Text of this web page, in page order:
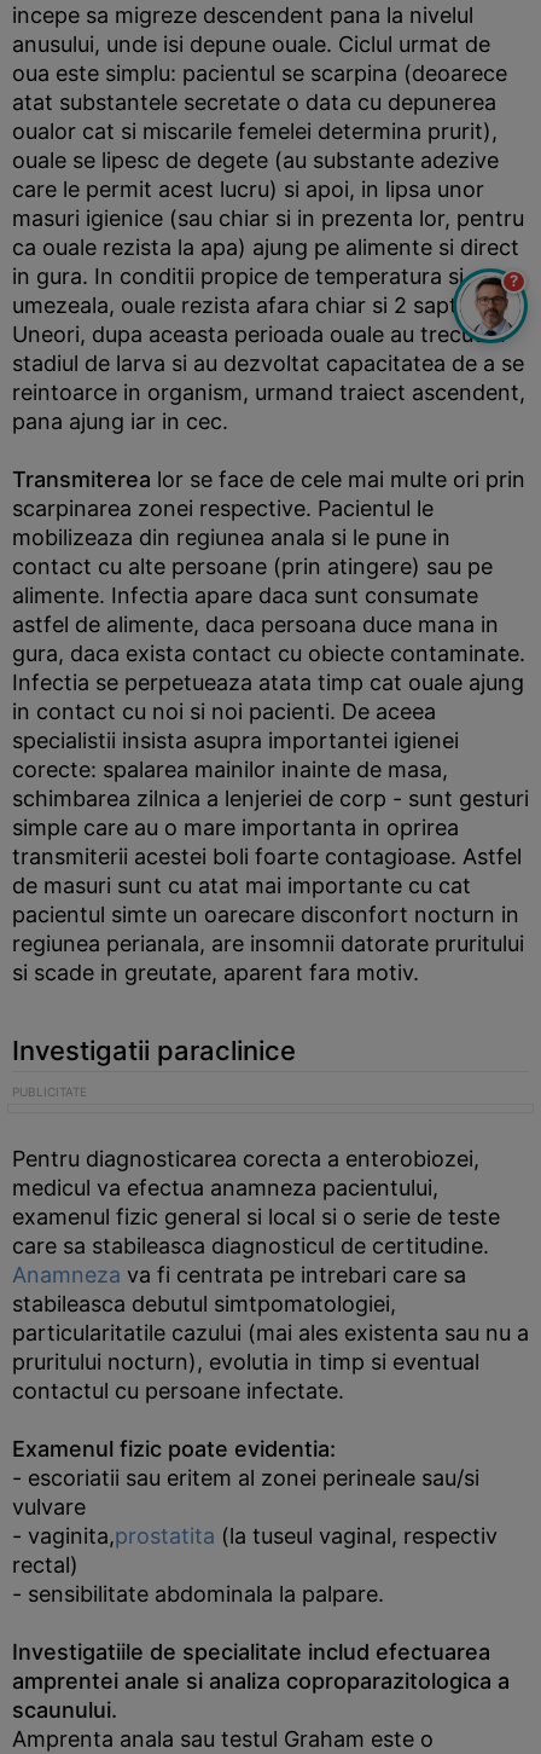
incepe sa migreze descendent pana la nivelul
anusului, unde isi depune ouale. Ciclul urmat de
oua este simplu: pacientul se scarpina (deoarece
atat substantele secretate o data cu depunerea
oualor cat si miscarile femelei determina prurit),
ouale se lipesc de degete (au substante adezive
care le permit acest lucru) si apoi, in lipsa unor
masuri igienice (sau chiar si in prezenta lor, pentru
ca ouale rezista la apa) ajung pe alimente si direct
in gura. In conditii propice de temperatura si
umezeala, ouale rezista afara chiar si 2 saptamani.
Uneori, dupa aceasta perioada ouale au trecut in
stadiul de larva si au dezvoltat capacitatea de a se
reintoarce in organism, urmand traiect ascendent,
pana ajung iar in cec.
Transmiterea lor se face de cele mai multe ori prin
scarpinarea zonei respective. Pacientul le
mobilizeaza din regiunea anala si le pune in
contact cu alte persoane (prin atingere) sau pe
alimente. Infectia apare daca sunt consumate
astfel de alimente, daca persoana duce mana in
gura, daca exista contact cu obiecte contaminate.
Infectia se perpetueaza atata timp cat ouale ajung
in contact cu noi si noi pacienti. De aceea
specialistii insista asupra importantei igienei
corecte: spalarea mainilor inainte de masa,
schimbarea zilnica a lenjeriei de corp - sunt gesturi
simple care au o mare importanta in oprirea
transmiterii acestei boli foarte contagioase. Astfel
de masuri sunt cu atat mai importante cu cat
pacientul simte un oarecare disconfort nocturn in
regiunea perianala, are insomnii datorate pruritului
si scade in greutate, aparent fara motiv.
Investigatii paraclinice
Pentru diagnosticarea corecta a enterobiozei,
medicul va efectua anamneza pacientului,
examenul fizic general si local si o serie de teste
care sa stabileasca diagnosticul de certitudine.
Anamneza va fi centrata pe intrebari care sa
stabileasca debutul simtpomatologiei,
particularitatile cazului (mai ales existenta sau nu a
pruritului nocturn), evolutia in timp si eventual
contactul cu persoane infectate.
Examenul fizic poate evidentia:
- escoriatii sau eritem al zonei perineale sau/si
vulvare
- vaginita,prostatita (la tuseul vaginal, respectiv
rectal)
- sensibilitate abdominala la palpare.
Investigatiile de specialitate includ efectuarea
amprentei anale si analiza coproparazitologica a
scaunului.
Amprenta anala sau testul Graham este o
?